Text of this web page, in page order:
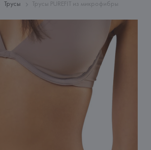
Трусы Трусы PUREFIT из микрофибры